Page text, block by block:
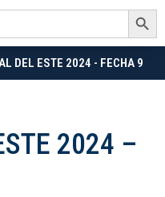
Search Button
DEL ESTE 2024 - FECHA 9
2024 –